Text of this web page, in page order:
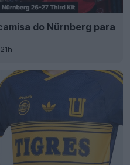
do Nürnberg para
21h